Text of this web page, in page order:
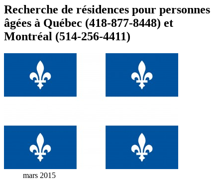
Recherche de résidences pour personnes
âgées à Québec (418-877-8448) et
Montréal (514-256-4411)
mars 2015